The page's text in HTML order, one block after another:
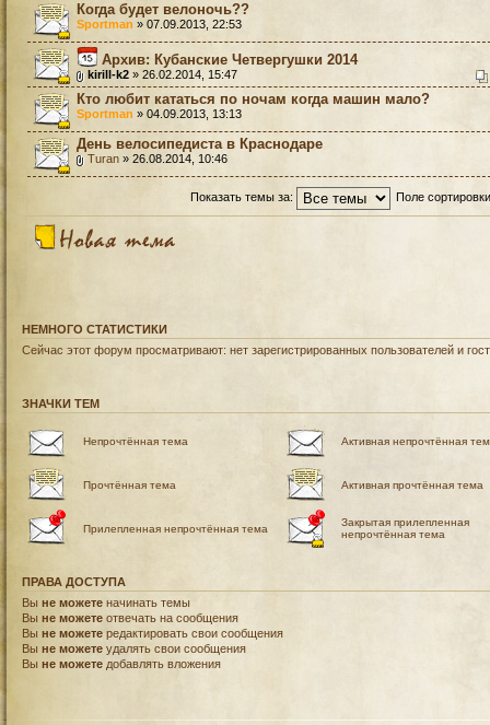
Когда будет велоночь??
Sportman » 07.09.2013, 22:53
Архив: Кубанские Четвергушки 2014
kirill-k2 » 26.02.2014, 15:47
Кто любит кататься по ночам когда машин мало?
Sportman » 04.09.2013, 13:13
День велосипедиста в Краснодаре
Turan » 26.08.2014, 10:46
Показать темы за: Поле
НЕМНОГО СТАТИСТИКИ
Сейчас этот форум просматривают: нет зарегистрированных пользователей и
ЗНАЧКИ ТЕМ
Непрочтённая тема Активная непрочтённая
Прочтённая тема Активная прочтённая тема
Прилепленная непрочтённая тема
Закрытая прилепленная
непрочтённая тема
ПРАВА ДОСТУПА
Вы не можете начинать темы
Вы не можете отвечать на сообщения
Вы не можете редактировать свои сообщения
Вы не можете удалять свои сообщения
Вы не можете добавлять вложения